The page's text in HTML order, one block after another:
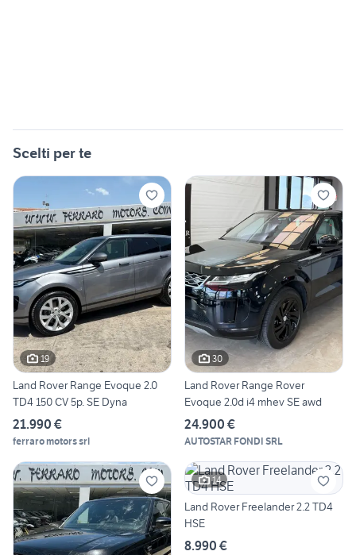
Scelti per te
19
Land Rover Range Evoque 2.0
TD4 150 CV 5p. SE Dyna
21.990 €
ferraro motors srl
30
Land Rover Range Rover
Evoque 2.0d i4 mhev SE awd
24.900 €
AUTOSTAR FONDI SRL
14
Land Rover Freelander 2.2 TD4
HSE
8.990 €